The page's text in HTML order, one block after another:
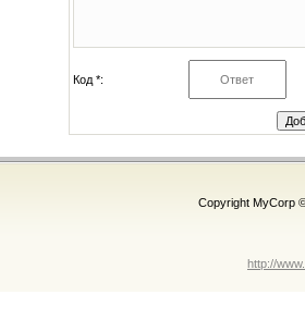
Код *:
Copyright MyCorp
http://